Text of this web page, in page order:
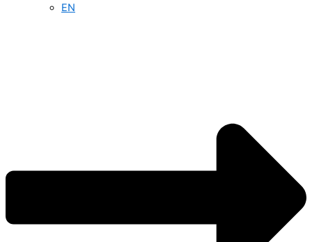
EN